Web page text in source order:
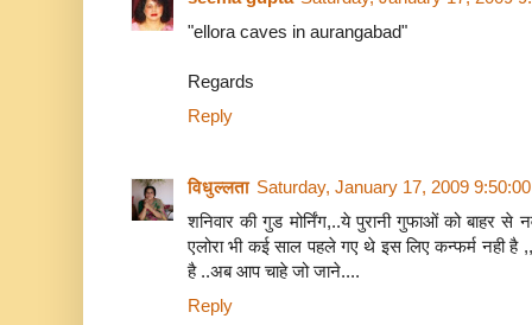
"ellora caves in aurangabad"
Regards
Reply
विधुल्लता Saturday, January 17, 2009
शनिवार की गुड मोर्निंग,..ये पुरानी गुफाओं को बाहर से
एलोरा भी कई साल पहले गए थे इस लिए कन्फर्म नही है
है ..अब आप चाहे जो जाने....
Reply